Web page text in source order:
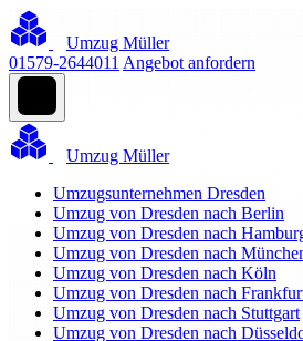
Umzug Müller
01579-2644011 Angebot anfordern
Umzug Müller
Umzugsunternehmen Dresden
Umzug von Dresden nach Berlin
Umzug von Dresden nach
Umzug von Dresden nach
Umzug von Dresden nach Köln
Umzug von Dresden nach
Umzug von Dresden nach Stuttgart
Umzug von Dresden nach